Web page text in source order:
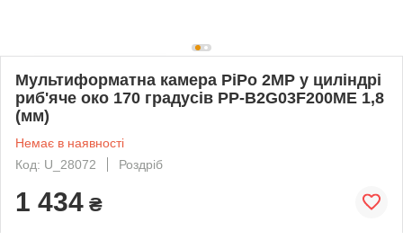
Мультиформатна камера PiPo 2MP у циліндрі
риб'яче око 170 градусів PP-B2G03F200ME 1,8
(мм)
Немає в наявності
Код: U_28072
Роздріб
1 434 ₴